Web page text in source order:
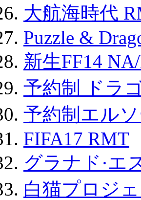
大航海時代
Puzzle &
新生FF14
予約制 ドラ
予約制エル
FIFA17 RMT
グラナド·エ
白猫プロジ